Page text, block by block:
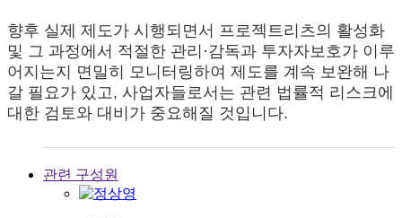
향후 실제 제도가 시행되면서 프로젝트리츠의 활성화
및 그 과정에서 적절한 관리·감독과 투자자보호가 이루
어지는지 면밀히 모니터링하여 제도를 계속 보완해 나
갈 필요가 있고, 사업자들로서는 관련 법률적 리스크에
대한 검토와 대비가 중요해질 것입니다.
관련 구성원